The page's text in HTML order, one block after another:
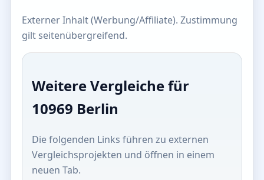
Externer Inhalt (Werbung/Affiliate). Zustimmung
gilt seitenübergreifend.
Weitere Vergleiche für
10969 Berlin
Die folgenden Links führen zu externen
Vergleichsprojekten und öffnen in einem
neuen Tab.